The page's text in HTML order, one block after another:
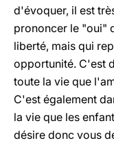
d'évoquer, il est
prononcer le "oui"
liberté, mais qui
opportunité. C'est
toute la vie que
C'est également
la vie que les
désire donc vous